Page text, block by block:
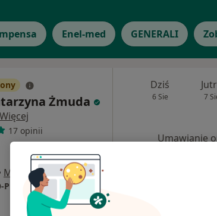
Enel-med GENERALI
Żmuda
Więcej
17 opinii
Mapa
od 350 zł
Dziś
6 Sie 7
Umawianie